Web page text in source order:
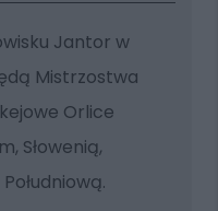
Jantor w
Mistrzostwa
Orlice
Słowenią,